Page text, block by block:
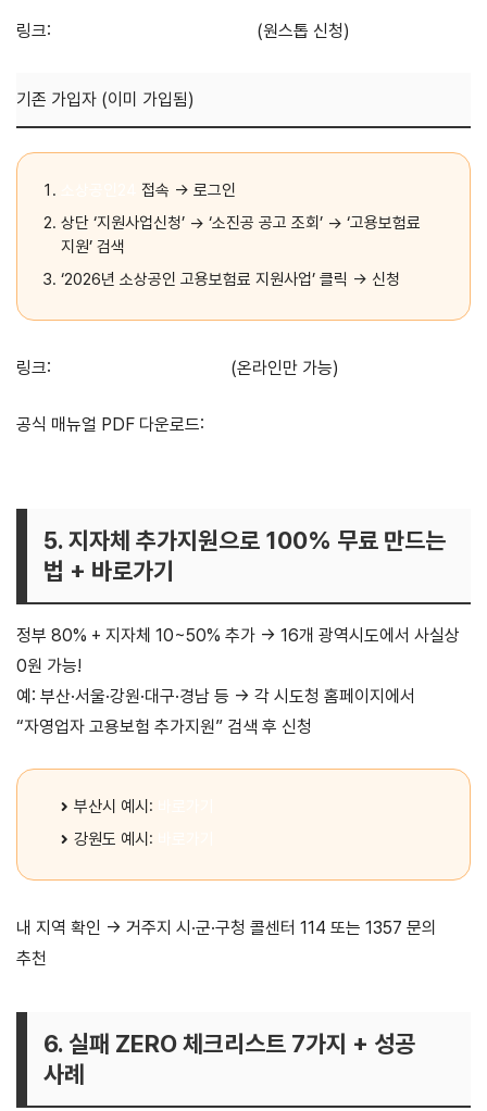
링크: (원스톱 신청)
기존 가입자 (이미 가입됨)
접속 → 로그인
상단 ‘지원사업신청’ → ‘소진공 공고 조회’ → ‘고용보험료
지원’ 검색
‘2026년 소상공인 고용보험료 지원사업’ 클릭 → 신청
링크: (온라인만 가능)
공식 매뉴얼 PDF 다운로드:
5. 지자체 추가지원으로 100% 무료 만드는
법 + 바로가기
정부 80% + 지자체 10~50% 추가 → 16개 광역시도에서 사실상
0원 가능!
예: 부산·서울·강원·대구·경남 등 → 각 시도청 홈페이지에서
“자영업자 고용보험 추가지원” 검색 후 신청
부산시 예시:
강원도 예시:
내 지역 확인 → 거주지 시·군·구청 콜센터 114 또는 1357 문의
추천
6. 실패 ZERO 체크리스트 7가지 + 성공
사례